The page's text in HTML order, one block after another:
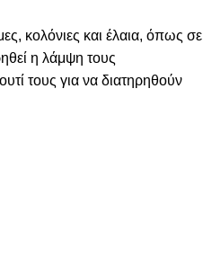
κολόνιες και έλαια, όπως σε
η λάμψη τους
τους για να διατηρηθούν